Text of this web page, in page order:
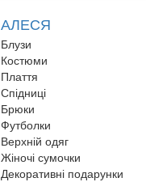
АЛЕСЯ
Блузи
Костюми
Плаття
Спідниці
Брюки
Футболки
Верхній одяг
Жіночі сумочки
Декоративні подарунки